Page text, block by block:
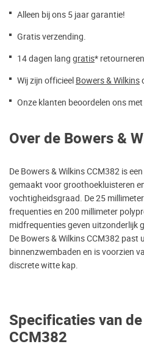
Alleen bij ons 5 jaar garantie!
Gratis verzending.
14 dagen lang gratis*
Wij zijn officieel Bowers & Wilkins
Onze klanten beoordelen ons
Specificaties van
CCM382
Over de Bowers &
De Bowers & Wilkins CCM382 is
gemaakt voor groothoekluisteren
vochtigheidsgraad. De 25
frequenties en 200 millimeter
midfrequenties geven uitzonderlijk
De Bowers & Wilkins CCM382
binnenzwembaden en is voorzien
discrete witte kap.